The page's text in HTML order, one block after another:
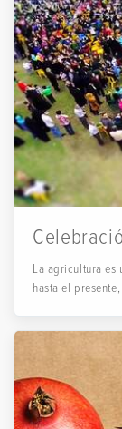
La agricultura es
hasta el